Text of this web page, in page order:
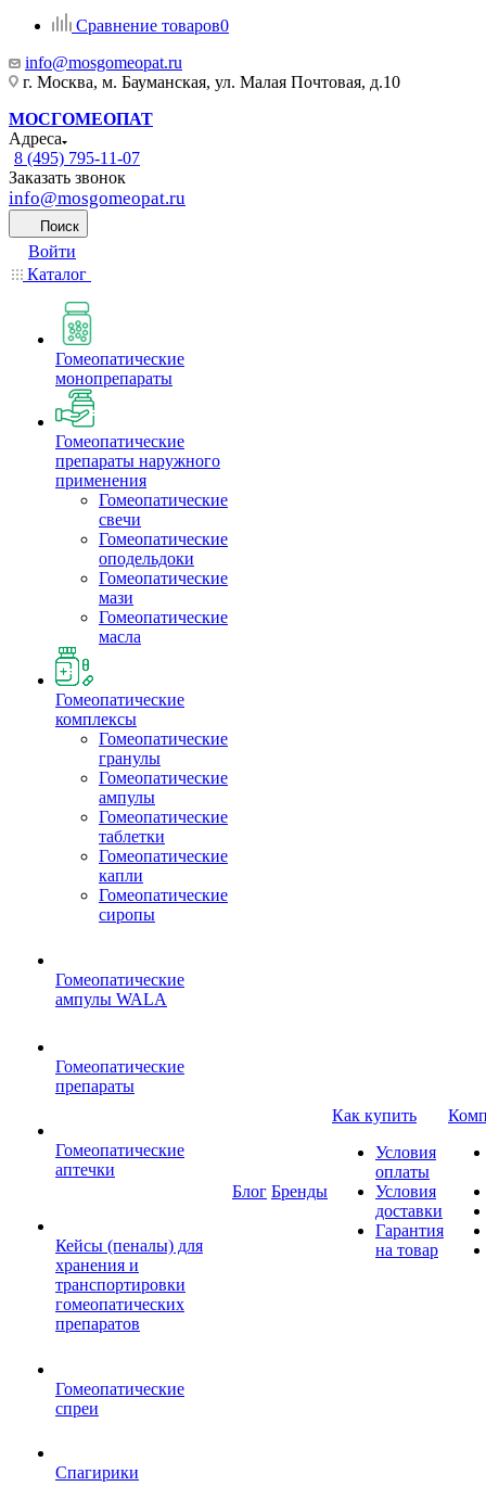
Сравнение товаров0
info@mosgomeopat.ru
г. Москва, м. Бауманская, ул. Малая Почтовая, д.10
МОСГОМЕОПАТ
Адреса
8 (495) 795-11-07
Заказать звонок
info@mosgomeopat.ru
Поиск
Войти
Каталог
Гомеопатические
монопрепараты
Гомеопатические
препараты наружного
применения
Гомеопатические
свечи
Гомеопатические
оподельдоки
Гомеопатические
мази
Гомеопатические
масла
Гомеопатические
комплексы
Гомеопатические
гранулы
Гомеопатические
ампулы
Гомеопатические
таблетки
Гомеопатические
капли
Гомеопатические
сиропы
Гомеопатические
ампулы WALA
Гомеопатические
препараты
Гомеопатические
аптечки
Кейсы (пеналы) для
хранения и
транспортировки
гомеопатических
препаратов
Гомеопатические
спреи
Спагирики
Блог Бренды
Как купить
Условия
оплаты
Условия
доставки
Гарантия
на товар